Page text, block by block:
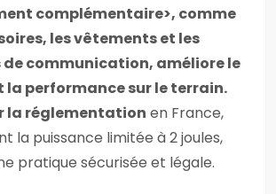
complémentaire>, comme
les vêtements et les
de communication, améliore le
la performance sur le terrain.
la réglementation en France,
la puissance limitée à 2 joules,
pratique sécurisée et légale.